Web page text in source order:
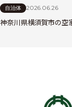
自治体 2026.06.26
神奈川県横須賀市の空